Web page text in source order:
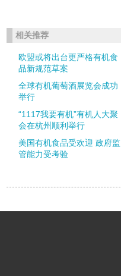
相关推荐
欧盟或将出台更严格有机食
品新规范草案
全球有机葡萄酒展览会成功
举行
“1117我要有机”有机人大聚
会在杭州顺利举行
美国有机食品受欢迎 政府监
管能力受考验